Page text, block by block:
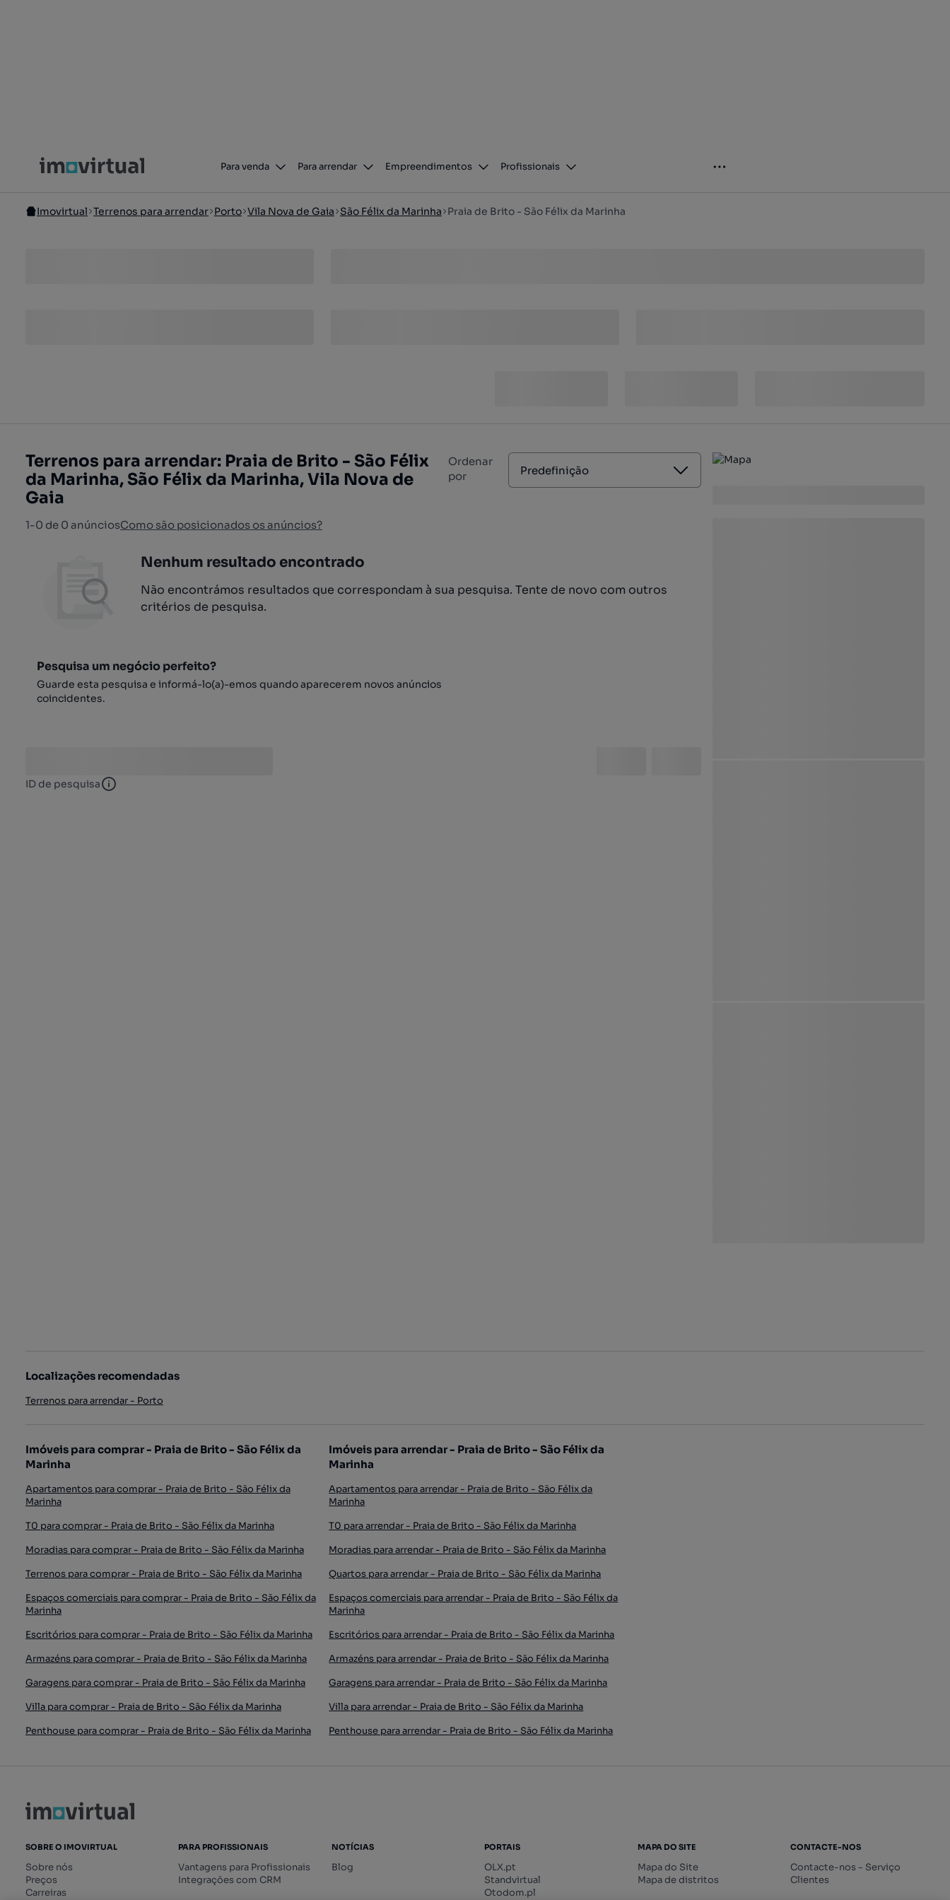
Para venda Para arrendar Empreendimentos Profissionais
Imovirtual Terrenos para arrendar Porto Vila Nova de Gaia São Félix da Marinha Praia de Brito - São Félix da Marinha
Terrenos para arrendar: Praia de Brito - São Félix
da Marinha, São Félix da Marinha, Vila Nova de
Gaia
1-0 de 0 anúnciosComo são posicionados os anúncios?
Ordenar
por
Predefinição
Nenhum resultado encontrado
Não encontrámos resultados que correspondam à sua pesquisa. Tente de novo com outros
critérios de pesquisa.
Pesquisa um negócio perfeito?
Guarde esta pesquisa e informá-lo(a)-emos quando aparecerem novos anúncios
coincidentes.
ID de pesquisa ID de pesquisa
Localizações recomendadas
Terrenos para arrendar - Porto
Imóveis para comprar - Praia de Brito - São Félix da
Marinha
Apartamentos para comprar - Praia de Brito - São Félix da
Marinha
T0 para comprar - Praia de Brito - São Félix da Marinha
Moradias para comprar - Praia de Brito - São Félix da Marinha
Terrenos para comprar - Praia de Brito - São Félix da Marinha
Espaços comerciais para comprar - Praia de Brito - São Félix da
Marinha
Escritórios para comprar - Praia de Brito - São Félix da Marinha
Armazéns para comprar - Praia de Brito - São Félix da Marinha
Garagens para comprar - Praia de Brito - São Félix da Marinha
Villa para comprar - Praia de Brito - São Félix da Marinha
Penthouse para comprar - Praia de Brito - São Félix da Marinha
Imóveis para arrendar - Praia de Brito - São Félix da
Marinha
Apartamentos para arrendar - Praia de Brito - São Félix da
Marinha
T0 para arrendar - Praia de Brito - São Félix da Marinha
Moradias para arrendar - Praia de Brito - São Félix da Marinha
Quartos para arrendar - Praia de Brito - São Félix da Marinha
Espaços comerciais para arrendar - Praia de Brito - São Félix da
Marinha
Escritórios para arrendar - Praia de Brito - São Félix da Marinha
Armazéns para arrendar - Praia de Brito - São Félix da Marinha
Garagens para arrendar - Praia de Brito - São Félix da Marinha
Villa para arrendar - Praia de Brito - São Félix da Marinha
Penthouse para arrendar - Praia de Brito - São Félix da Marinha
SOBRE O IMOVIRTUAL
Sobre nós
Preços
Carreiras
PARA PROFISSIONAIS
Vantagens para Profissionais
Integrações com CRM
NOTÍCIAS
Blog
PORTAIS
OLX.pt
Standvirtual
Otodom.pl
MAPA DO SITE
Mapa do Site
Mapa de distritos
CONTACTE-NOS
Contacte-nos - Serviço
Clientes